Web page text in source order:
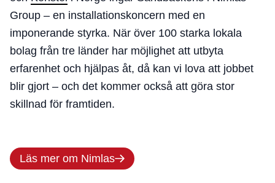
Group – en installationskoncern med en
imponerande styrka. När över 100 starka lokala
bolag från tre länder har möjlighet att utbyta
erfarenhet och hjälpas åt, då kan vi lova att jobbet
blir gjort – och det kommer också att göra stor
skillnad för framtiden.
Läs mer om Nimlas